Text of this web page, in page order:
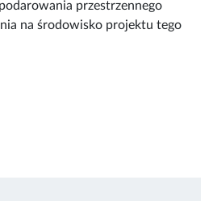
przestrzennego
na środowisko projektu tego